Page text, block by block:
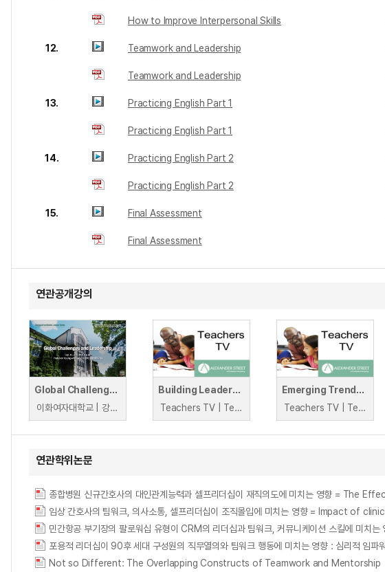
How to Improve Interpersonal Skills
12. Teamwork and Leadership
Teamwork and Leadership
13. Practicing English Part 1
Practicing English Part 1
14. Practicing English Part 2
Practicing English Part 2
15. Final Assessment
Final Assessment
연관공개강의
Global Challenges and Leadership (Prof. Kyung-wha Kang )
이화여자대학교 | 강경화
Building Leadership Capacity
Teachers TV | Teachers TV
Emerging Trends in Leadership: The Canterbury Campus Kent
Teachers TV | Teachers TV
연관학위논문
종합병원 신규간호사의 대인관계능력과 셀프리더십이 재직의도에 미치는 영향
임상 간호사의 팀워크, 의사소통, 셀프리더십이 조직몰입에 미치는 영향 =
Not so Different: The Overlapping Constructs of Teamwork and Mentorship